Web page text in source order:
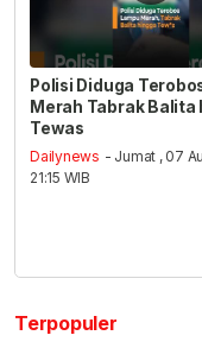
Polisi Diduga
Merah Tabrak Balita
Tewas
Dailynews - Jumat , 07
21:15 WIB
Terpopuler